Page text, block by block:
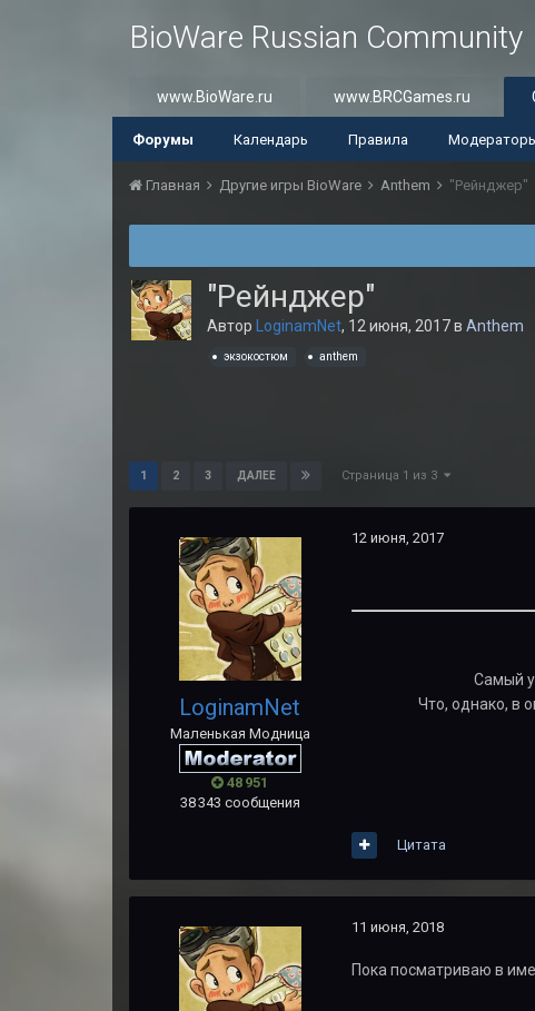
BioWare Russian Community
www.BioWare.ru www.BRCGames.ru
Форумы Календарь Правила
Главная Другие игры BioWare Anthem "Рейнджер"
"Рейнджер"
Автор LoginamNet, 12 июня, 2017в Anthem
экзокостюм anthem
1 2 3 ДАЛЕЕ Страница 1 из 3
LoginamNet
Маленькая Модница
48 951
38 343 сообщения
12 июня, 2017
Самый
Что, однако, в
Цитата
11 июня, 2018
Пока посматриваю в